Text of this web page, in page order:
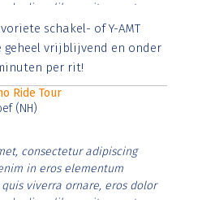
diam libero vitae erat.
cursus id rutrum lorem
risus tristique posuere.
schakel- of Y-AMT
geheel vrijblijvend en onder
per rit!
Ride Tour
(NH)
consectetur adipiscing
in eros elementum
viverra ornare, eros dolor
diam libero vitae erat.